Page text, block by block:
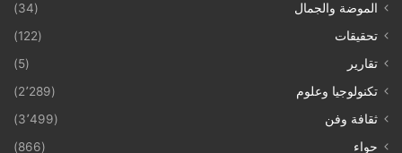
الموضة والجمال
(34)
تحقيقات
(122)
تقارير
(5)
تكنولوجيا وعلوم
(2٬289)
ثقافة وفن
(3٬499)
حواء
(866)